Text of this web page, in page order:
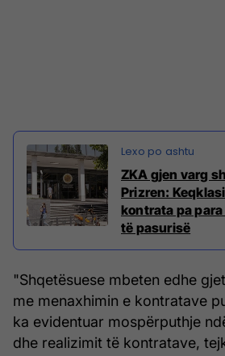
ZKA gjen varg
Prizren:
kontrata pa
të pasurisë
"Shqetësuese mbeten edhe
me menaxhimin e kontratave
ka evidentuar mospërputhje
dhe realizimit të kontratave,